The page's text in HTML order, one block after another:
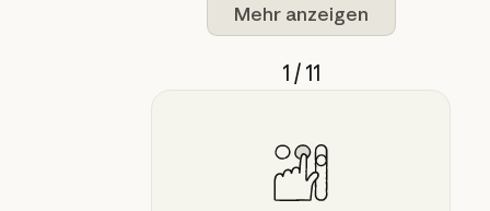
Mehr anzeigen
1 / 11